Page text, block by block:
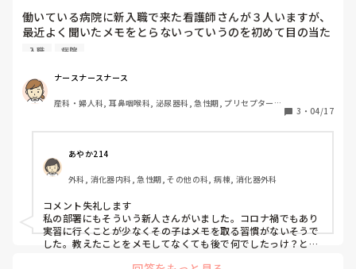
働いている病院に新入職で来た看護師さんが３人いますが、
最近よく聞いたメモをとらないっていうのを初めて目の当た
りにしました。３人ともメモをとりません。
に悪いこととも思わないのですが、疑問ではあります。問い
ただす訳ではなく、今の時代の新入職を理解したい気持ちと
純粋な疑問として、なぜメモをとらないのでしょうか？
入職 病院
ナースナースナース
産科・婦人科, 耳鼻咽喉科, 泌尿器科, 急性期, プリセプター,
3 ・ 04/17
あやか214
外科, 消化器内科, 急性期, その他の科, 病棟, 消化器外科
コメント失礼します
私の部署にもそういう新人さんがいました。コロナ禍でもあり
実習に行くことが少なくその子はメモを取る習慣がないそうで
した。教えたことをメモしてなくても後で何でしたっけ？と聞